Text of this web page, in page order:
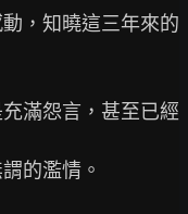
，知曉這三年來的
滿怨言，甚至已經
的濫情。